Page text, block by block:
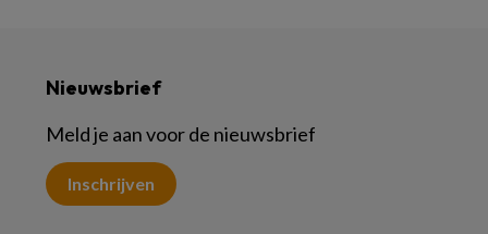
Nieuwsbrief
Meld je aan voor de nieuwsbrief
Inschrijven